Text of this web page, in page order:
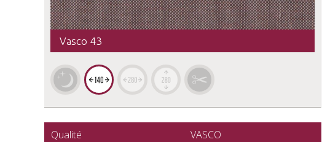
Vasco 43
Qualité VASCO